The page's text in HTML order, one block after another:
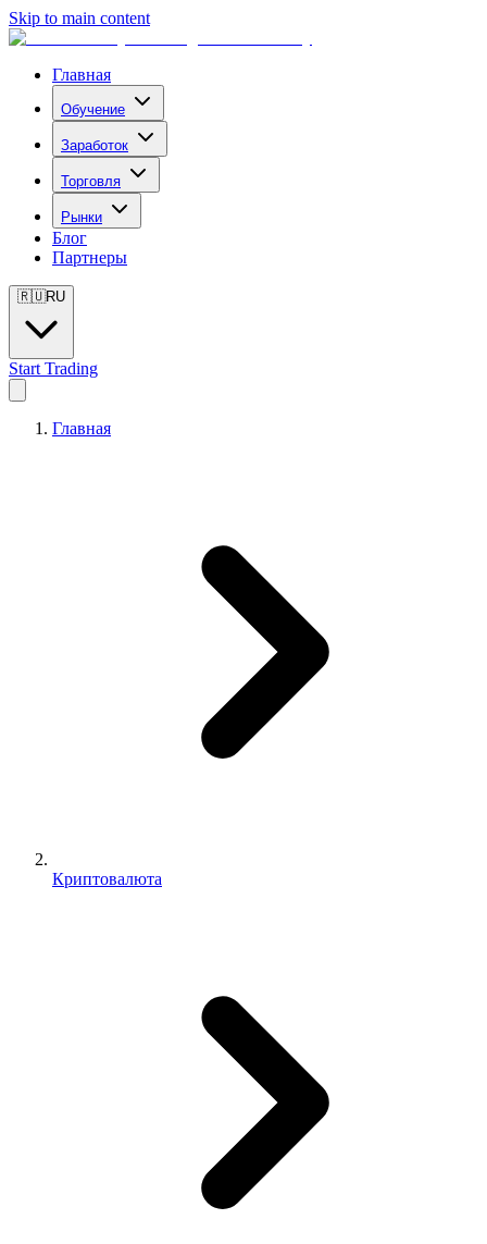
Skip to main content
Главная
Обучение
Заработок
Торговля
Рынки
Блог
Партнеры
🇷🇺RU
Start Trading
Главная
Криптовалюта